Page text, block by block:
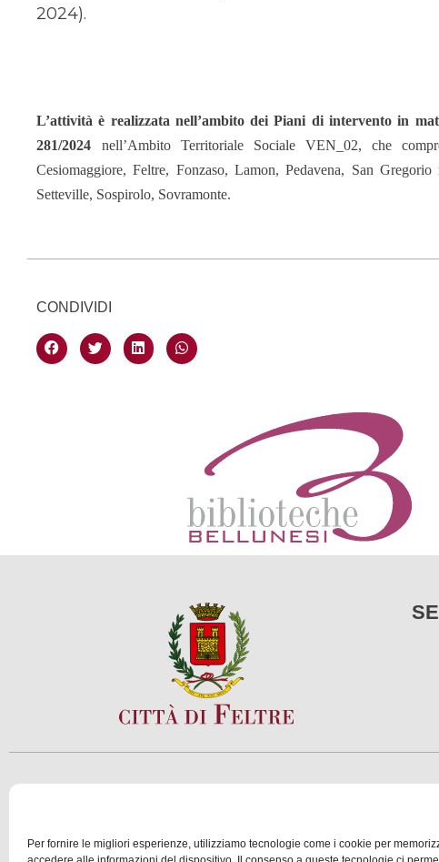
Per fornire le migliori esperienze, utilizziamo tecnologie come i cookie per
2024).
L’attività è realizzata nell’ambito dei Piani di intervento in
281/2024
nell’Ambito Territoriale Sociale VEN_02, che
Cesiomaggiore, Feltre, Fonzaso, Lamon, Pedavena, San
Setteville, Sospirolo, Sovramonte.
CONDIVIDI